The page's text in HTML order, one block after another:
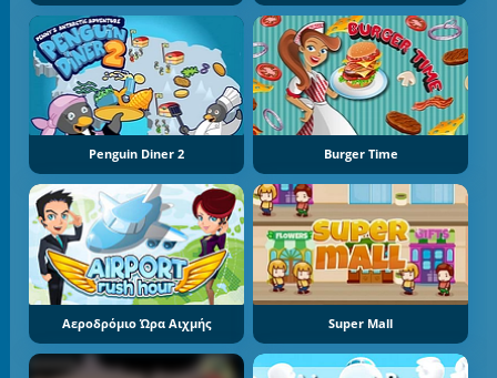
Penguin Diner 2 Burger Time
Αεροδρόμιο Ώρα Αιχμής Super Mall